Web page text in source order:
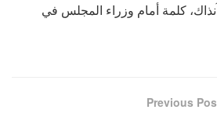
كلمة أمام وزراء المجلس في
Previous